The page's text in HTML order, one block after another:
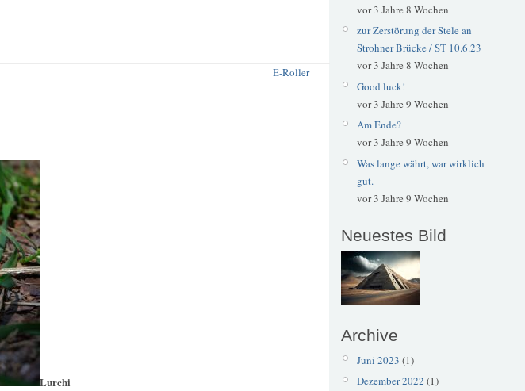
E-Roller
Lurchi
vor 3 Jahre 8 Wochen
zur Zerstörung der Stele an
Strohner Brücke / ST 10.6.23
vor 3 Jahre 8 Wochen
Good luck!
vor 3 Jahre 9 Wochen
Am Ende?
vor 3 Jahre 9 Wochen
Was lange währt, war wirklich
gut.
vor 3 Jahre 9 Wochen
Neuestes Bild
Archive
Juni 2023 (1)
Dezember 2022 (1)